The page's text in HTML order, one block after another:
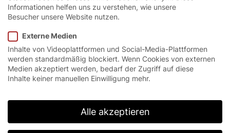
Starte Deine Karriere bei EFAFLEX und unterstütze
Deutschlandweit tragen unsere Bauleiter und
Systemspezialisten zum Erfolg des
Weltmarktführer für Schnelllauf-Industrietore bei!
So spannend ist Ihr Job:
Montage und Inbetriebnahme von EFAFLEX-
Schnelllauftoren
Service- und Wartungsarbeiten an industriellen
Informationen helfen uns zu verstehen, wie unsere
Besucher unsere Website nutzen.
Externe Medien
Inhalte von Videoplattformen und Social-Media-Plattformen
werden standardmäßig blockiert. Wenn Cookies von externen
Medien akzeptiert werden, bedarf der Zugriff auf diese
Inhalte keiner manuellen Einwilligung mehr.
Alle akzeptieren